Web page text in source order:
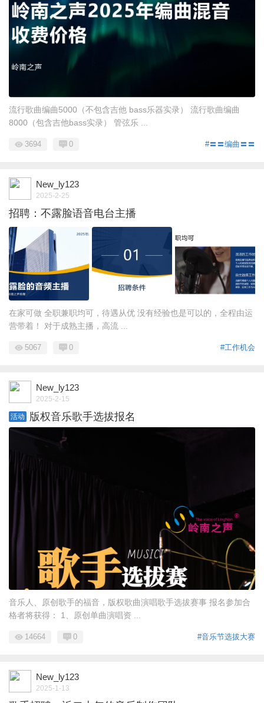
流行歌曲编曲5000（不包含吉他 bass乐器实录） 流行歌曲编曲
8000（包含吉他bass实录） 管弦乐 ...
#〓〓编曲〓〓
3694 0
New_ly123
2025-2-25
招聘：不露脸语音电台主播
在家可做 全职兼职均可，待遇从优 没有经验也是可以的，全程由运
营带着！ 对于成熟主播，高流 ...
#工作机会
5067 0
New_ly123
2025-2-15
活动 版权音乐歌手选拔报名
音乐人、原创歌手的福音，版权歌曲演唱歌手选拔赛事 报名参加合
格者将获得： 1、原创单曲演唱资 ...
#音乐节选拔大赛
14664 0
New_ly123
2025-1-13